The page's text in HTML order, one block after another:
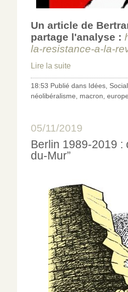
Un article de
partage l'analyse :
la-resistance-a-la-
Lire la suite
18:53 Publié dans Idées Social
néolibéralisme
macron
05/11/2019
Berlin 1989-2019 :
du-Mur”